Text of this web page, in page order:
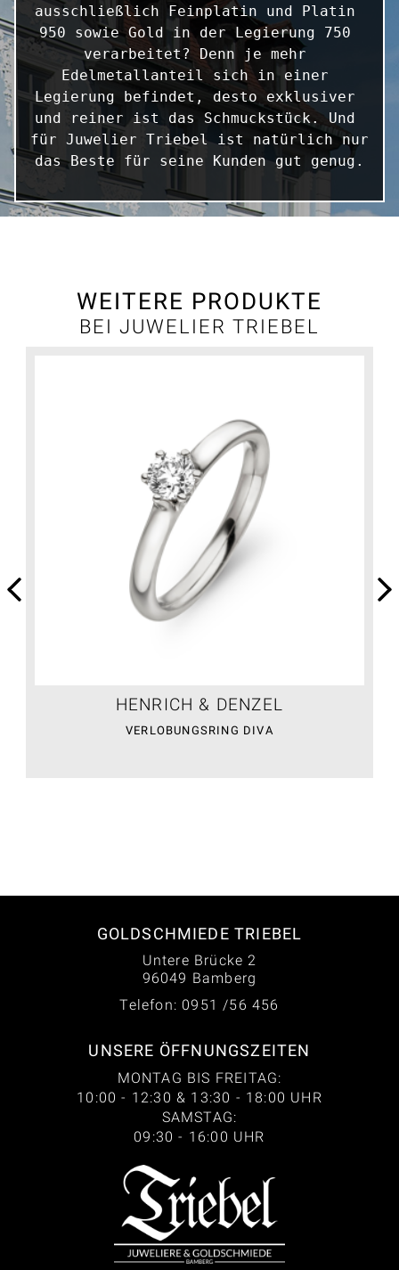
ausschließlich Feinplatin und Platin
950 sowie Gold in der Legierung 750
verarbeitet? Denn je mehr
Edelmetallanteil sich in einer
Legierung befindet, desto exklusiver
und reiner ist das Schmuckstück. Und
für Juwelier Triebel ist natürlich nur
das Beste für seine Kunden gut genug.
WEITERE PRODUKTE
BEI JUWELIER TRIEBEL
HENRICH & DENZEL
VERLOBUNGSRING DIVA
GOLDSCHMIEDE TRIEBEL
Untere Brücke 2
96049 Bamberg
Telefon: 0951 /56 456
UNSERE ÖFFNUNGSZEITEN
MONTAG BIS FREITAG:
10:00 - 12:30 & 13:30 - 18:00 UHR
SAMSTAG:
09:30 - 16:00 UHR